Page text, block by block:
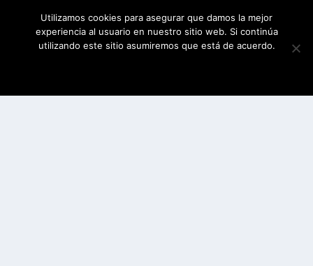
Utilizamos cookies para asegurar que damos la mejor
experiencia al usuario en nuestro sitio web. Si continúa
utilizando este sitio asumiremos que está de acuerdo.